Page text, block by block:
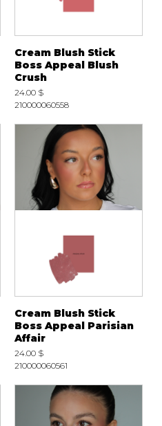
Cream Blush Stick
Boss Appeal Blush
Crush
24.00 $
210000060558
Cream Blush Stick
Boss Appeal Parisian
Affair
24.00 $
210000060561